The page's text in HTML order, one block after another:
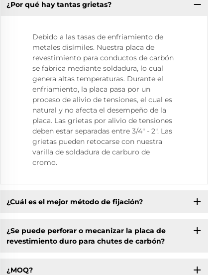
¿Por qué hay tantas grietas?
Debido a las tasas de enfriamiento de
metales disímiles. Nuestra placa de
revestimiento para conductos de carbón
se fabrica mediante soldadura, lo cual
genera altas temperaturas. Durante el
enfriamiento, la placa pasa por un
proceso de alivio de tensiones, el cual es
natural y no afecta el desempeño de la
placa. Las grietas por alivio de tensiones
deben estar separadas entre 3/4" - 2". Las
grietas pueden retocarse con nuestra
varilla de soldadura de carburo de
cromo.
¿Cuál es el mejor método de fijación?
¿Se puede perforar o mecanizar la placa de
revestimiento duro para chutes de carbón?
¿MOQ?